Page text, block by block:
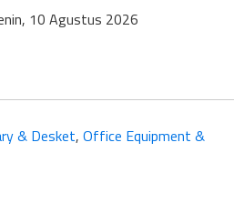
10 Agustus 2026
& Desket, Office Equipment &